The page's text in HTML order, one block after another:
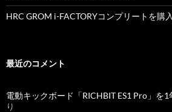
HRC GROM i-FACTORYコンプリートを購入
最近のコメント
電動キックボード「RICHBIT ES1 Pro」を
り